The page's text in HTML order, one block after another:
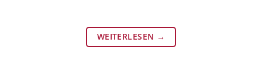
WEITERLESEN →